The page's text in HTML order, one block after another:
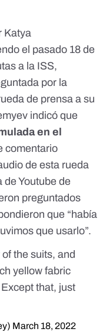
Katya
el pasado 18 de
a la ISS,
por la
de prensa a su
indicó que
en el
comentario
de esta rueda
Youtube de
preguntados
que “había
que usarlo”.
the suits, and
yellow fabric
that, just
March 18, 2022